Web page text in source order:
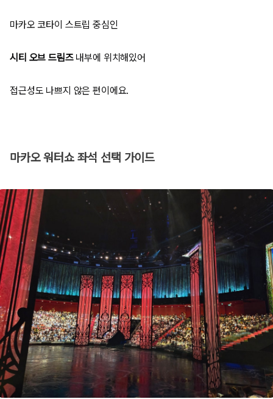
마카오 코타이 스트립 중심인
시티 오브 드림즈내부에 위치해있어
접근성도 나쁘지 않은 편이에요.
마카오 워터쇼 좌석 선택 가이드